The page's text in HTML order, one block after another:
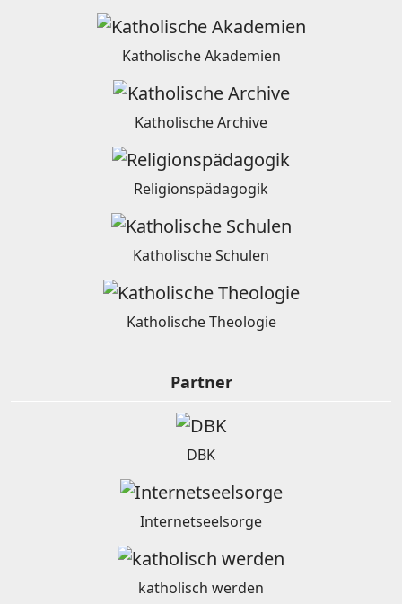
Katholische Akademien
Katholische Archive
Religionspädagogik
Katholische Schulen
Katholische Theologie
Partner
DBK
Internetseelsorge
katholisch werden